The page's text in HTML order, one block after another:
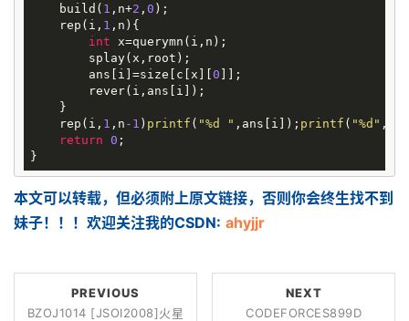
    build(
1 ,n+2 , 0 );
    rep(i,
1 ,n){
int x=querymn(i,n);
        splay(x,root);
        ans[i]=size[c[x][
0 ]];
        rever(i,ans[i]);
    }
    rep(i,
1 ,n -1 ) printf ( "%d " ,ans[i]); printf ( "%d"
return 0 ;
本文可以转载，但必须附上原文链接，否则你会终生找不到
妹子！！！欢迎关注我的CSDN: ahyjjr
PREVIOUS
BZOJ1014 [JSOI2008]火星
NEXT
CODEFORCES899D